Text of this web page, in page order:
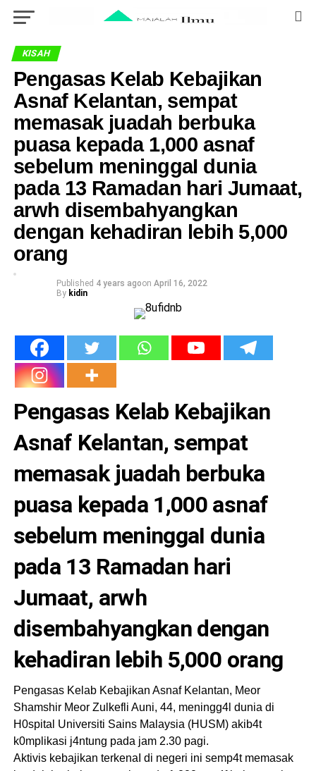
KISAH
Pengasas Kelab Kebajikan
Asnaf Kelantan, sempat
memasak juadah berbuka
puasa kepada 1,000 asnaf
sebelum meninggaI dunia
pada 13 Ramadan hari Jumaat,
arwh disembahyangkan
dengan kehadiran lebih 5,000
orang
Published 4 years agoon April 16, 2022
By kidin
Pengasas Kelab Kebajikan
Asnaf Kelantan, sempat
memasak juadah berbuka
puasa kepada 1,000 asnaf
sebelum meninggaI dunia
pada 13 Ramadan hari
Jumaat, arwh
disembahyangkan dengan
kehadiran lebih 5,000 orang
Pengasas Kelab Kebajikan Asnaf Kelantan, Meor
Shamshir Meor Zulkefli Auni, 44, meningg4l dunia di
H0spital Universiti Sains Malaysia (HUSM) akib4t
k0mplikasi j4ntung pada jam 2.30 pagi.
Aktivis kebajikan terkenaI di negeri ini semp4t memasak